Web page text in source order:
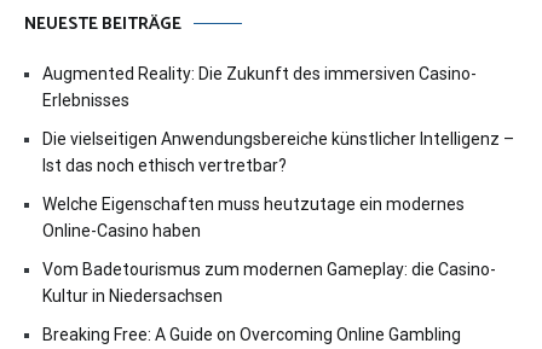
NEUESTE BEITRÄGE
Augmented Reality: Die Zukunft des immersiven Casino-
Erlebnisses
Die vielseitigen Anwendungsbereiche künstlicher Intelligenz –
Ist das noch ethisch vertretbar?
Welche Eigenschaften muss heutzutage ein modernes
Online-Casino haben
Vom Badetourismus zum modernen Gameplay: die Casino-
Kultur in Niedersachsen
Breaking Free: A Guide on Overcoming Online Gambling